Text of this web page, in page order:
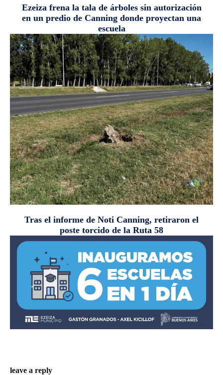
Ezeiza frena la tala de árboles sin autorización
en un predio de Canning donde proyectan una
escuela
Tras el informe de Noti Canning, retiraron el
poste torcido de la Ruta 58
leave a reply